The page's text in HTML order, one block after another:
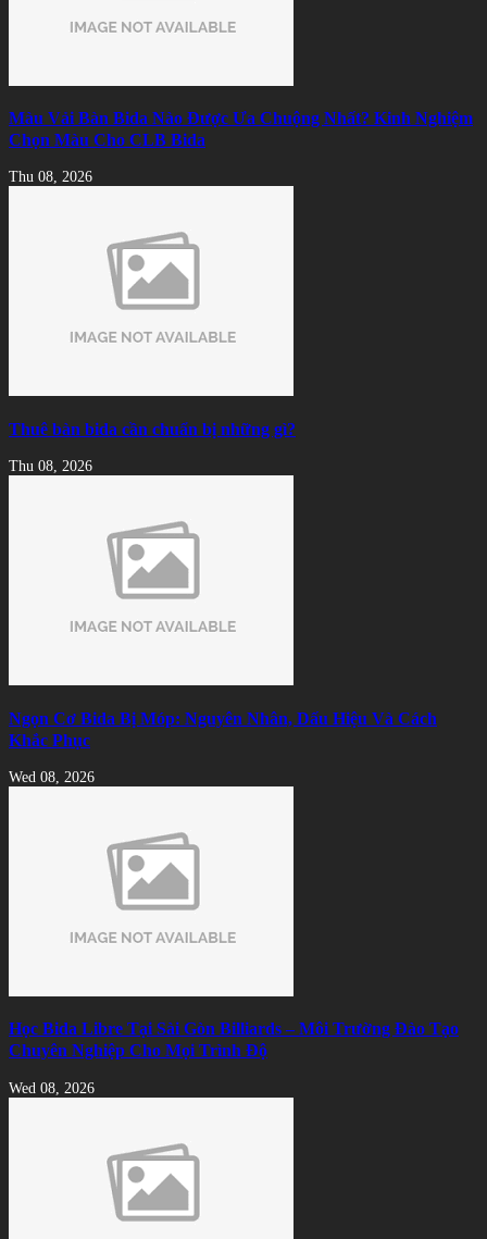
Màu Vải Bàn Bida Nào Được Ưa Chuộng Nhất? Kinh Nghiệm
Chọn Màu Cho CLB Bida
Thu 08, 2026
Thuê bàn bida cần chuẩn bị những gì?
Thu 08, 2026
Ngọn Cơ Bida Bị Móp: Nguyên Nhân, Dấu Hiệu Và Cách
Khắc Phục
Wed 08, 2026
Học Bida Libre Tại Sài Gòn Billiards – Môi Trường Đào Tạo
Chuyên Nghiệp Cho Mọi Trình Độ
Wed 08, 2026